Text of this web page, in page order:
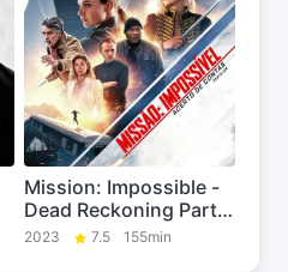
Mission: Impossible -
Dead Reckoning Part
One
2023 7.5 155min